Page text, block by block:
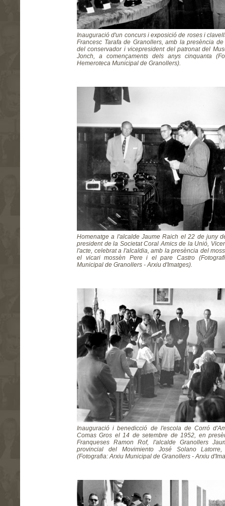
Inauguració d'un concurs i exposició de roses i
Francesc Tarafa de Granollers, amb la presència
del conservador i vicepresident del patronat del
Jonch, a començaments dels anys cinquanta
Hemeroteca Municipal de Granollers).
Homenatge a l'alcalde Jaume Raich el 22 de juny
president de la Societat Coral Amics de la Unió,
l'acte, celebrat a l'alcaldia, amb la presència del
el vicari mossèn Pere i el pare Castro
Municipal de Granollers - Arxiu d'Imatges).
Inauguració i benedicció de l'escola de Corró
Comas Gros el 14 de setembre de 1952, en
Franqueses Ramon Rof, l'alcalde Granollers
provincial del Movimiento José Solano
(Fotografia: Arxiu Municipal de Granollers - Arxiu